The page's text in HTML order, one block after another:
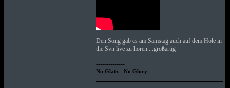
Den Song gab es am Samstag auch auf dem Hole in
the Svn live zu hören....großartig
--------------
No Glatz - No Glory